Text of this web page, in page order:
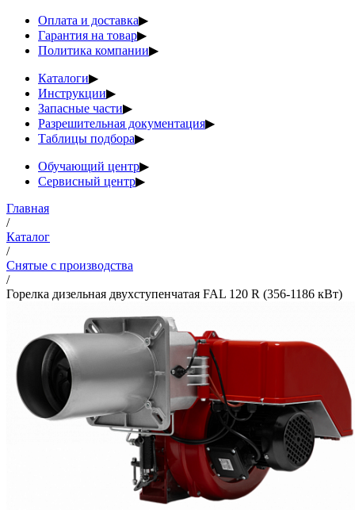
Оплата и доставка▶
Гарантия на товар▶
Политика компании▶
Каталоги▶
Инструкции▶
Запасные части▶
Разрешительная документация▶
Таблицы подбора▶
Обучающий центр▶
Сервисный центр▶
Главная
/
Каталог
/
Снятые с производства
/
Горелка дизельная двухступенчатая FAL 120 R (356-1186 кВт)